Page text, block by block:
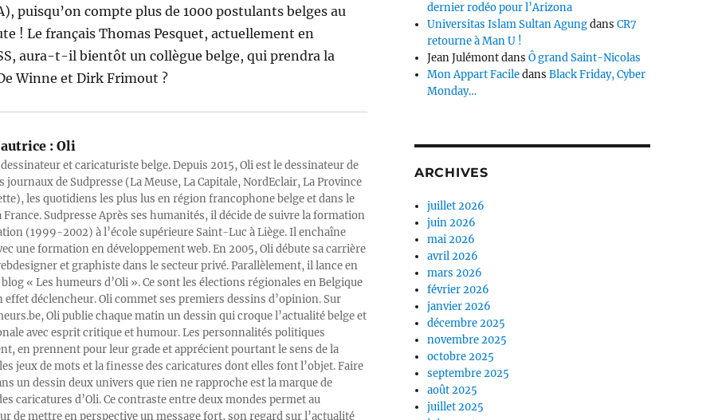
puisqu’on compte plus de 1000 postulants belges au
! Le français Thomas Pesquet, actuellement en
aura-t-il bientôt un collègue belge, qui prendra la
Winne et Dirk Frimout ?
:Oli
et caricaturiste belge. Depuis 2015, Oli est le dessinateur de
journaux de Sudpresse (La Meuse, La Capitale, NordEclair, La Province
les quotidiens les plus lus en région francophone belge et dans le
France. Sudpresse Après ses humanités, il décide de suivre la formation
(1999-2002) à l’école supérieure Saint-Luc à Liège. Il enchaîne
une formation en développement web. En 2005, Oli débute sa carrière
et graphiste dans le secteur privé. Parallèlement, il lance en
« Les humeurs d’Oli ». Ce sont les élections régionales en Belgique
effet déclencheur. Oli commet ses premiers dessins d’opinion. Sur
Oli publie chaque matin un dessin qui croque l’actualité belge et
avec esprit critique et humour. Les personnalités politiques
en prennent pour leur grade et apprécient pourtant le sens de la
jeux de mots et la finesse des caricatures dont elles font l’objet. Faire
un dessin deux univers que rien ne rapproche est la marque de
caricatures d’Oli. Ce contraste entre deux mondes permet au
de mettre en perspective un message fort, son regard sur l’actualité
dernier rodéo pour l’Arizona
Universitas Islam Sultan AgungdansCR7
retourne à Man U !
Jean JulémontdansÔ grand Saint-Nicolas
Mon Appart FaciledansBlack Friday, Cyber
Monday…
ARCHIVES
juillet 2026
juin 2026
mai 2026
avril 2026
mars 2026
février 2026
janvier 2026
décembre 2025
novembre 2025
octobre 2025
septembre 2025
août 2025
juillet 2025